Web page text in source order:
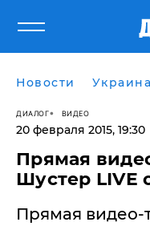
Новости Украина
ДИАЛОГ ВИДЕО
20 февраля 2015, 19:30
Прямая
Шустер LIVE
Прямая видео-